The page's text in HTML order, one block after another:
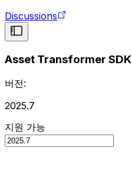
Discussions
Asset Transformer SDK
버전:
2025.7
지원 가능